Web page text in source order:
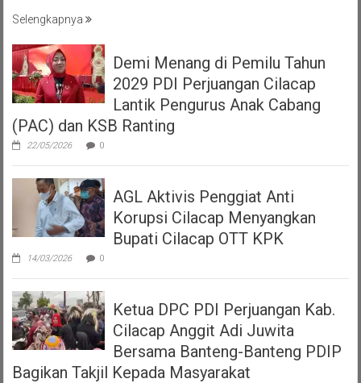
Selengkapnya
Demi Menang di Pemilu Tahun
2029 PDI Perjuangan Cilacap
Lantik Pengurus Anak Cabang
(PAC) dan KSB Ranting
22/05/2026 0
AGL Aktivis Penggiat Anti
Korupsi Cilacap Menyangkan
Bupati Cilacap OTT KPK
14/03/2026 0
Ketua DPC PDI Perjuangan Kab.
Cilacap Anggit Adi Juwita
Bersama Banteng-Banteng PDIP
Bagikan Takjil Kepada Masyarakat